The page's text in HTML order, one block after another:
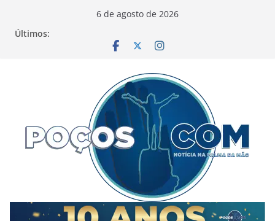
6 de agosto de 2026
Últimos: